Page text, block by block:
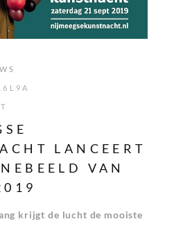
LANCEERT
VAN
krijgt de lucht de mooiste